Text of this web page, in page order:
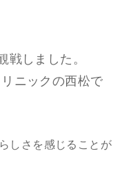
しました。
ニックの西松で
しさを感じることが